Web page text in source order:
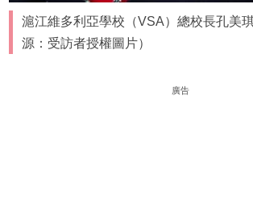
滬江維多利亞學校（VSA）總校長孔美
源：受訪者授權圖片）
廣告